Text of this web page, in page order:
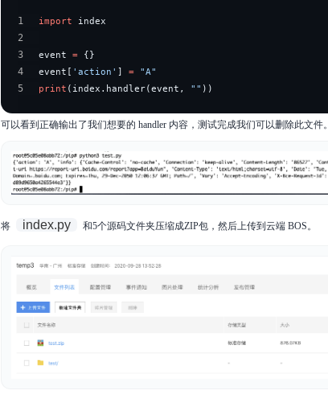
1 import
2
3
event = { }
4 event 'action' = "A"
5 print ( index . handler( event , "" ) )
可以看到正确输出了我们想要的 handler 内容，测试完成我们可以删除此文件。
将 index.py 和5个源码文件夹压缩成ZIP包，然后上传到云端 BOS。